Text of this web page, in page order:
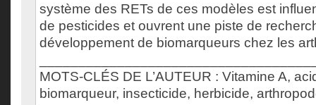
système des RETs de ces modèles est
de pesticides et ouvrent une piste de
développement de biomarqueurs chez les
MOTS-CLÉS DE L’AUTEUR : Vitamine A,
biomarqueur, insecticide, herbicide,